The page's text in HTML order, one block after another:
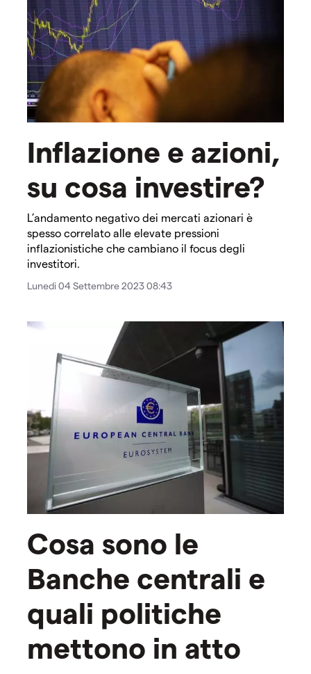
Inflazione e azioni,
su cosa investire?
L’andamento negativo dei mercati azionari è
spesso correlato alle elevate pressioni
inflazionistiche che cambiano il focus degli
investitori.
Lunedi 04 Settembre 2023 08:43
Cosa sono le
Banche centrali e
quali politiche
mettono in atto